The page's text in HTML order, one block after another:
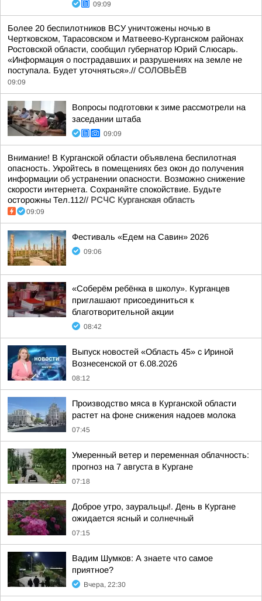
09:09
Более 20 беспилотников ВСУ уничтожены ночью в
Чертковском, Тарасовском и Матвеево-Курганском районах
Ростовской области, сообщил губернатор Юрий Слюсарь.
«Информация о пострадавших и разрушениях на земле не
поступала. Будет уточняться».// СОЛОВЬЁВ
09:09
Вопросы подготовки к зиме рассмотрели на
заседании штаба
09:09
Внимание! В Курганской области объявлена беспилотная
опасность. Укройтесь в помещениях без окон до получения
информации об устранении опасности. Возможно снижение
скорости интернета. Сохраняйте спокойствие. Будьте
осторожны Тел.112// РСЧС Курганская область
09:09
Фестиваль «Едем на Савин» 2026
09:06
«Соберём ребёнка в школу». Курганцев
приглашают присоединиться к
благотворительной акции
08:42
Выпуск новостей «Область 45» с Ириной
Вознесенской от 6.08.2026
08:12
Производство мяса в Курганской области
растет на фоне снижения надоев молока
07:45
Умеренный ветер и переменная облачность:
прогноз на 7 августа в Кургане
07:18
Доброе утро, зауральцы!. День в Кургане
ожидается ясный и солнечный
07:15
Вадим Шумков: А знаете что самое
приятное?
Вчера, 22:30